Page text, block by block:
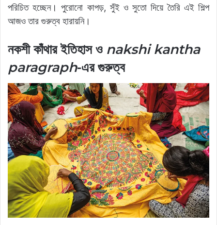
পরিচিত হচ্ছেন। পুরোনো কাপড়, সুঁই ও সুতো দিয়ে তৈরি এই শিল্প
আজও তার গুরুত্ব হারায়নি।
নকশী কাঁথার ইতিহাস ও nakshi kantha
paragraph-এর গুরুত্ব